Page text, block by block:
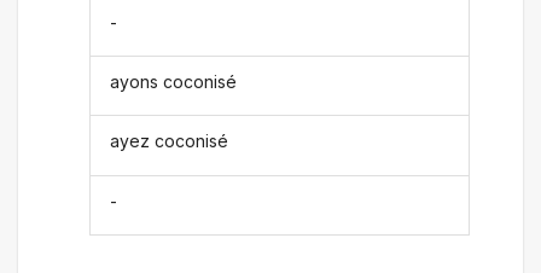
-
ayons coconisé
ayez coconisé
-